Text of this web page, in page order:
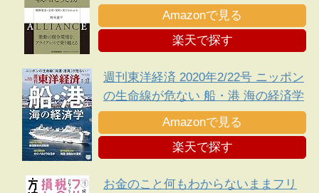
Amazonで見る
楽天で探す
週刊東洋経済 2020年2/22号 ニッポン
の生命線が危ない 船・港 海の経済学
Amazonで見る
楽天で探す
お金のこと何もわからないままフリ